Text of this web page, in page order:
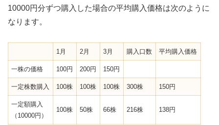
10000円分ずつ購入した場合の平均購入価格は次のように
なります。
1月 2月 3月 購入口数 平均購入価格
一株の価格 100円 200円 150円
一定株数購入 100株 100株 100株 300株 150円
一定額購入
（10000円）
100株 50株 66株 216株 138円